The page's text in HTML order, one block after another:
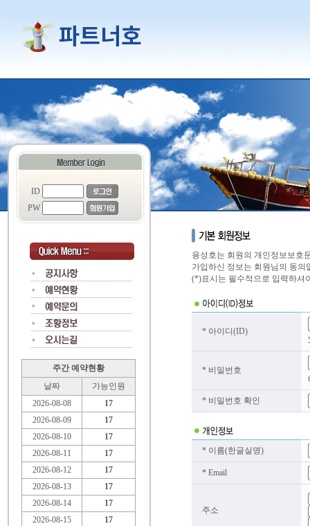
ID
PW
주간 예약현황
날짜
가능인원
2026-08-08
17
2026-08-09
17
2026-08-10
17
2026-08-11
17
2026-08-12
17
2026-08-13
17
2026-08-14
17
2026-08-15
17
용성호는 회원의 개인정보보호
가입하신 정보는 회원님의 동
(*)표시는 필수적으로 입력하셔
* 아이디(ID)
* 비밀번호
* 비밀번호 확인
* 이름(한글실명)
* Email
주소